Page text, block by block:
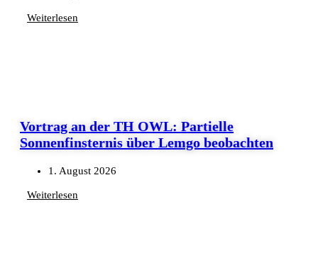
Weiterlesen
Vortrag an der TH OWL: Partielle
Sonnenfinsternis über Lemgo beobachten
1. August 2026
Weiterlesen